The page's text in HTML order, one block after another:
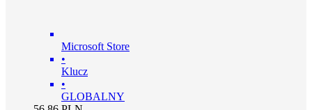
Microsoft Store
•
Klucz
•
GLOBALNY